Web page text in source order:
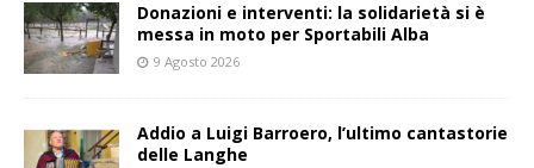
Donazioni e interventi: la solidarietà si è
messa in moto per Sportabili Alba
9 Agosto 2026
Addio a Luigi Barroero, l’ultimo cantastorie
delle Langhe